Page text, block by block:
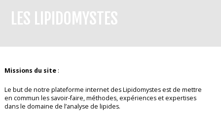
LES LIPIDOMYSTES
Missions du site:
Le but de notre plateforme internet des Lipidomystes est de mettre
en commun les savoir-faire, méthodes, expériences et expertises
dans le domaine de l’analyse de lipides.